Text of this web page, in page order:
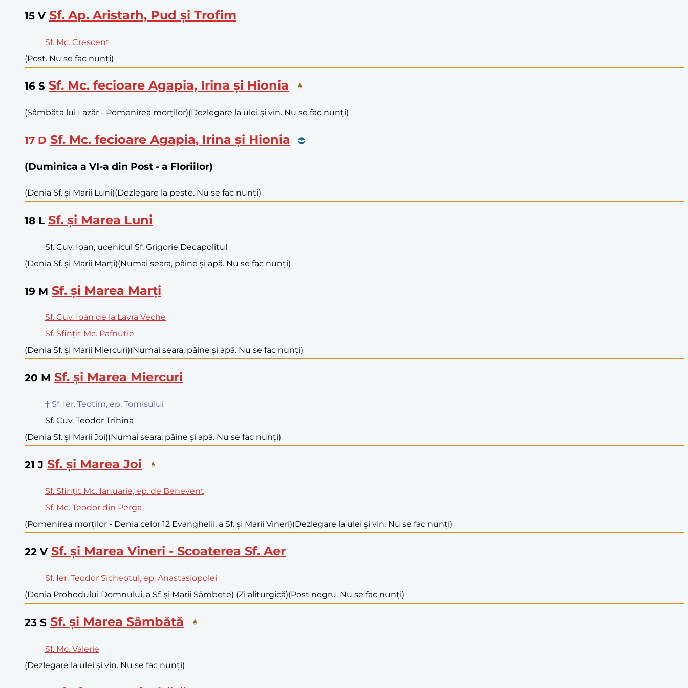
15 V Sf. Ap. Aristarh, Pud și Trofim
Sf. Mc. Crescent
(Post. Nu se fac nunți)
16 S Sf. Mc. fecioare Agapia, Irina și Hionia
(Sâmbăta lui Lazăr - Pomenirea morților)(Dezlegare la ulei și vin. Nu se fac nunți)
17 D Sf. Mc. fecioare Agapia, Irina și Hionia
(Duminica a VI-a din Post - a Floriilor)
(Denia Sf. și Marii Luni)(Dezlegare la pește. Nu se fac nunți)
18 L Sf. și Marea Luni
Sf. Cuv. Ioan, ucenicul Sf. Grigorie Decapolitul
(Denia Sf. și Marii Marți)(Numai seara, pâine și apă. Nu se fac nunți)
19 M Sf. și Marea Marți
Sf. Cuv. Ioan de la Lavra Veche
Sf. Sfințit Mc. Pafnutie
(Denia Sf. și Marii Miercuri)(Numai seara, pâine și apă. Nu se fac nunți)
20 M Sf. și Marea Miercuri
† Sf. Ier. Teotim, ep. Tomisului
Sf. Cuv. Teodor Trihina
(Denia Sf. și Marii Joi)(Numai seara, pâine și apă. Nu se fac nunți)
21 J Sf. și Marea Joi
Sf. Sfințit Mc. Ianuarie, ep. de Benevent
Sf. Mc. Teodor din Perga
(Pomenirea morților - Denia celor 12 Evanghelii, a Sf. și Marii Vineri)(Dezlegare la ulei și vin. Nu se fac nunți)
22 V Sf. și Marea Vineri - Scoaterea Sf. Aer
Sf. Ier. Teodor Sicheotul, ep. Anastasiopolei
(Denia Prohodului Domnului, a Sf. și Marii Sâmbete) (Zi aliturgică)(Post negru. Nu se fac nunți)
23 S Sf. și Marea Sâmbătă
Sf. Mc. Valerie
(Dezlegare la ulei și vin. Nu se fac nunți)